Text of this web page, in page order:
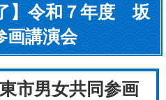
】令和７年度 坂
画講演会
市男女共同参画